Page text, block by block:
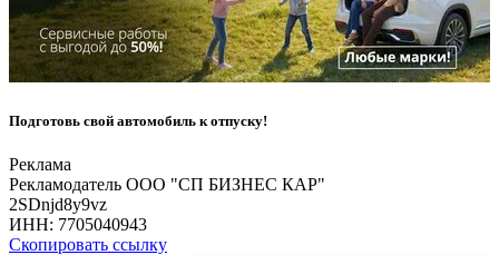
Подготовь свой автомобиль к отпуску!
Реклама
Рекламодатель ООО "СП БИЗНЕС КАР"
2SDnjd8y9vz
ИНН: 7705040943
Скопировать ссылку